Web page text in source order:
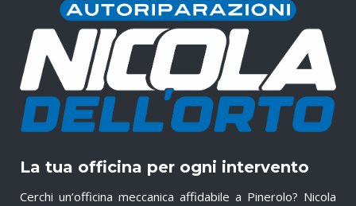
La tua officina per ogni intervento
Cerchi un’officina meccanica affidabile a Pinerolo? Nicola